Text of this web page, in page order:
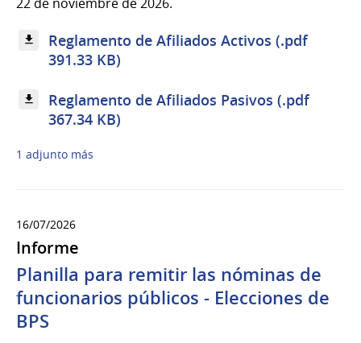
Reglamento de Afiliados Activos (.pdf
391.33 KB)
Reglamento de Afiliados Pasivos (.pdf
367.34 KB)
1 adjunto más
16/07/2026
Informe
Planilla para remitir las nóminas de
funcionarios públicos - Elecciones de
BPS